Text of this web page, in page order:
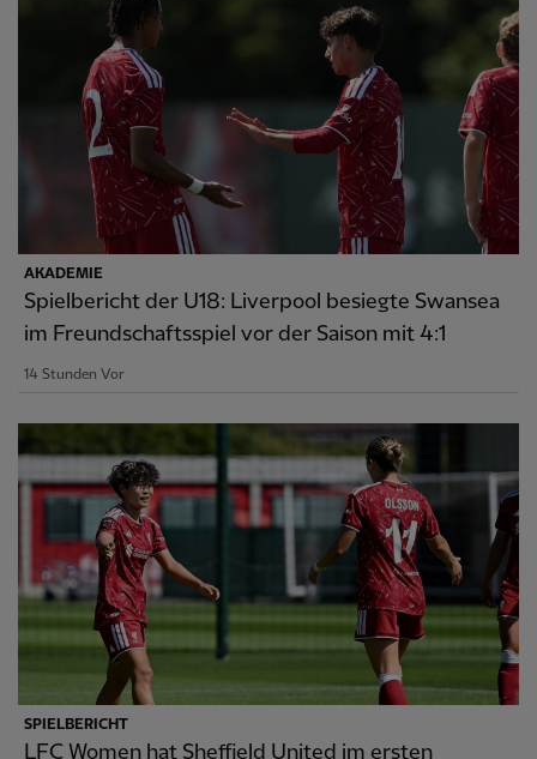
AKADEMIE
Spielbericht der U18: Liverpool besiegte Swansea
im Freundschaftsspiel vor der Saison mit 4:1
14 Stunden Vor
SPIELBERICHT
LFC Women hat Sheffield United im ersten